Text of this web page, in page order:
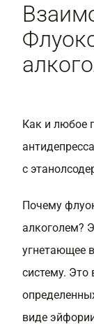
Как и любое
с
Почему
алкоголем?
угнетающее
систему.
виде